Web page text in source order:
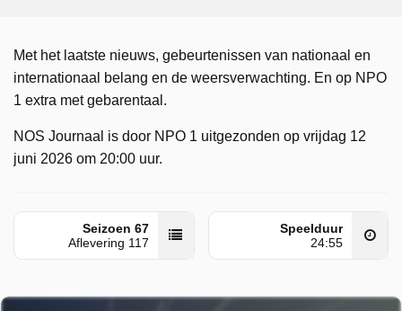
Met het laatste nieuws, gebeurtenissen van nationaal en
internationaal belang en de weersverwachting. En op NPO
1 extra met gebarentaal.
NOS Journaal is door NPO 1 uitgezonden op vrijdag 12
juni 2026 om 20:00 uur.
Seizoen 67
Aflevering 117
Speelduur
24:55